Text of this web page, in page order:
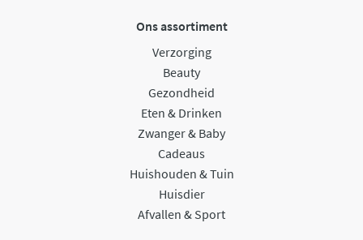
Ons assortiment
Verzorging
Beauty
Gezondheid
Eten & Drinken
Zwanger & Baby
Cadeaus
Huishouden & Tuin
Huisdier
Afvallen & Sport